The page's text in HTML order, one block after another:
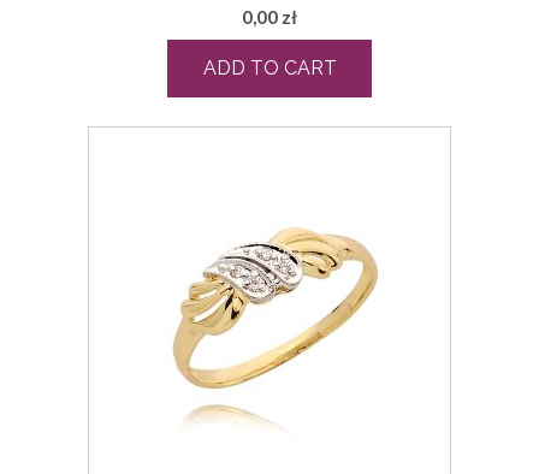
0,00 zł
ADD TO CART